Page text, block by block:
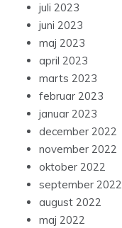
juli 2023
juni 2023
maj 2023
april 2023
marts 2023
februar 2023
januar 2023
december 2022
november 2022
oktober 2022
september 2022
august 2022
maj 2022